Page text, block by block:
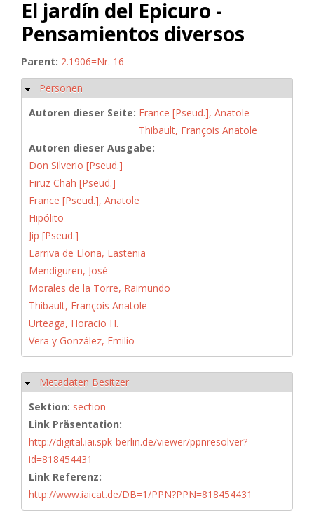
El jardín del Epicuro -
Pensamientos diversos
Parent: 2.1906=Nr. 16
Ausblenden
Personen
Autoren dieser Seite: France [Pseud.], Anatole
Thibault, François Anatole
Autoren dieser Ausgabe:
Don Silverio [Pseud.]
Firuz Chah [Pseud.]
France [Pseud.], Anatole
Hipólito
Jip [Pseud.]
Larriva de Llona, Lastenia
Mendiguren, José
Morales de la Torre, Raimundo
Thibault, François Anatole
Urteaga, Horacio H.
Vera y González, Emilio
Ausblenden
Metadaten Besitzer
Sektion: section
Link Präsentation:
http://digital.iai.spk-berlin.de/viewer/ppnresolver?
id=818454431
Link Referenz:
http://www.iaicat.de/DB=1/PPN?PPN=818454431